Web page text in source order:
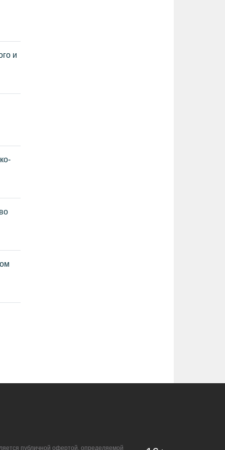
и
публичной офертой, определяемой